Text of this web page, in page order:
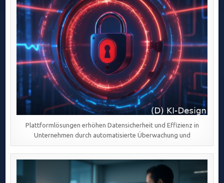
Plattformlösungen erhöhen Datensicherheit und Effizienz in
Unternehmen durch automatisierte Überwachung und